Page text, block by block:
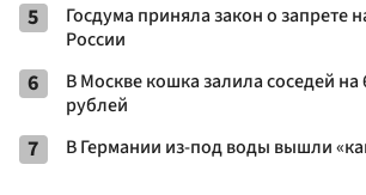
5
Госдума приняла закон о запрете
России
6
В Москве кошка залила соседей на
рублей
7 В Германии из-под воды вышли